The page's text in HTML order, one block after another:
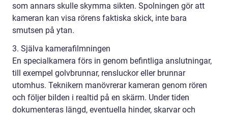
som annars skulle skymma sikten. Spolningen gör att
kameran kan visa rörens faktiska skick, inte bara
smutsen på ytan.
3. Själva kamerafilmningen
En specialkamera förs in genom befintliga anslutningar,
till exempel golvbrunnar, rensluckor eller brunnar
utomhus. Teknikern manövrerar kameran genom rören
och följer bilden i realtid på en skärm. Under tiden
dokumenteras längd, eventuella hinder, skarvar och